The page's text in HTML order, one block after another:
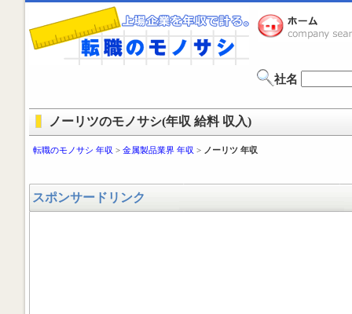
社名
ノーリツのモノサシ(年収 給料 収入)
転職のモノサシ 年収 > 金属製品業界 年収 > ノーリツ 年収
スポンサードリンク